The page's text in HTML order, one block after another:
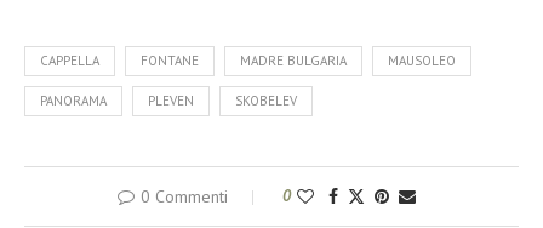
CAPPELLA FONTANE MADRE BULGARIA MAUSOLEO
PANORAMA PLEVEN SKOBELEV
0 Commenti 0